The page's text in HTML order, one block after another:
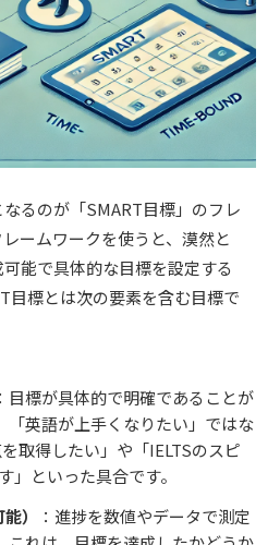
るのが「SMART目標」のフレ
ームワークを使うと、漠然と
能で具体的な目標を設定する
目標とは次の要素を含む目標で
：目標が具体的で明確であることが
「英語が上手くなりたい」ではな
取得したい」や「IELTSのスピ
」といった具合です。
）
：進捗を数値やデータで測定